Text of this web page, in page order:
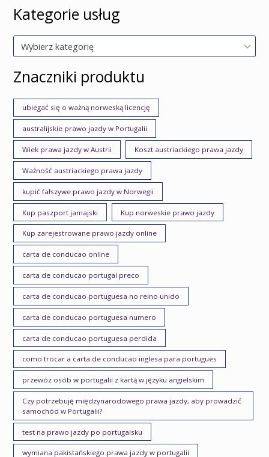
Kategorie usług
Wybierz kategorię
Znaczniki produktu
ubiegać się o ważną norweską licencję
australijskie prawo jazdy w Portugalii
Wiek prawa jazdy w Austrii Koszt austriackiego prawa jazdy
Ważność austriackiego prawa jazdy
kupić fałszywe prawo jazdy w Norwegii
Kup paszport jamajski Kup norweskie prawo jazdy
Kup zarejestrowane prawo jazdy online
carta de conducao online
carta de conducao portugal preco
carta de conducao portuguesa no reino unido
carta de conducao portuguesa numero
carta de conducao portuguesa perdida
como trocar a carta de conducao inglesa para portugues
przewóz osób w portugalii z kartą w języku angielskim
Czy potrzebuję międzynarodowego prawa jazdy, aby prowadzić
samochód w Portugalii?
test na prawo jazdy po portugalsku
wymiana pakistańskiego prawa jazdy w portugalii